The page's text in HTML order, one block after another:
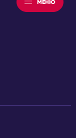
МЕНЮ